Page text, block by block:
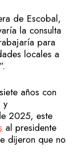
de Escobal,
la consulta
para
locales a
años con
y
2025, este
al presidente
dijeron que no